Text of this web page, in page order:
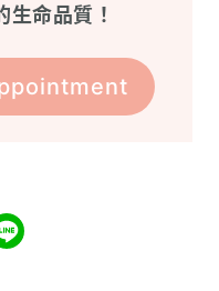
生命品質！